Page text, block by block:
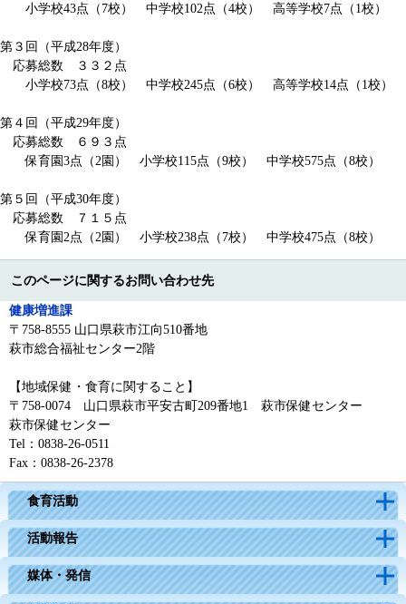
小学校43点（7校） 中学校102点（4校） 高等学校7点（1校）
第３回（平成28年度）
応募総数 ３３２点
小学校73点（8校） 中学校245点（6校） 高等学校14点（1校）
第４回（平成29年度）
応募総数 ６９３点
保育園3点（2園） 小学校115点（9校） 中学校575点（8校）
第５回（平成30年度）
応募総数 ７１５点
保育園2点（2園） 小学校238点（7校） 中学校475点（8校）
このページに関するお問い合わせ先
健康増進課
〒758-8555 山口県萩市江向510番地
萩市総合福祉センター2階
【地域保健・食育に関すること】
〒758-0074 山口県萩市平安古町209番地1 萩市保健センター
萩市保健センター
Tel：0838-26-0511
Fax：0838-26-2378
食育活動
活動報告
媒体・発信